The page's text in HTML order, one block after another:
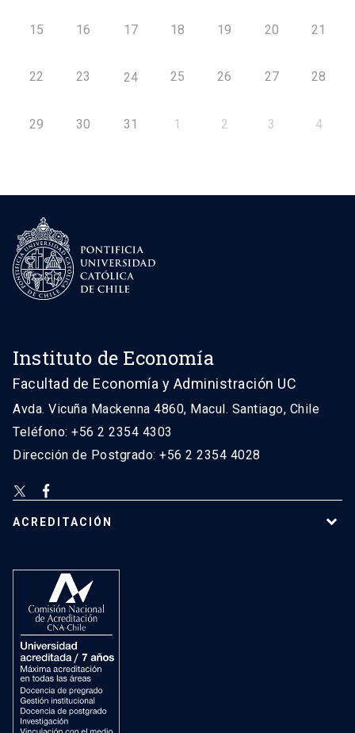
15 16 17 18 19 20 21
22 23 24 25 26 27 28
29 30 31 1 2 3 4
Instituto de Economía
Facultad de Economía y Administración UC
Avda. Vicuña Mackenna 4860, Macul. Santiago, Chile
Teléfono: +56 2 2354 4303
Dirección de Postgrado: +56 2 2354 4028
ACREDITACIÓN